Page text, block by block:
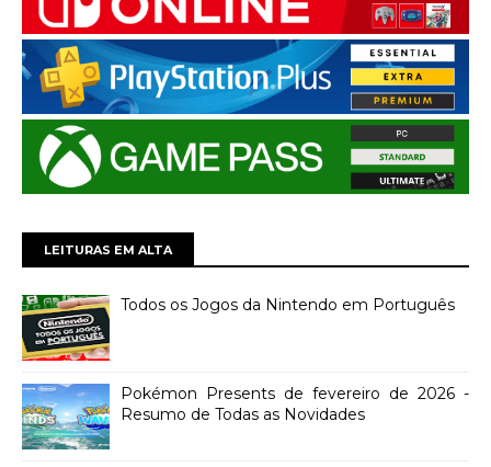
LEITURAS EM ALTA
Todos os Jogos da Nintendo em Português
Pokémon Presents de fevereiro de 2026 -
Resumo de Todas as Novidades